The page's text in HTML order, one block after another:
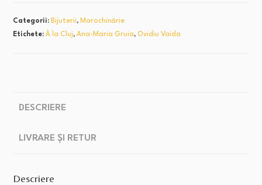
Categorii: Bijuterii, Marochinărie
Etichete:À la Cluj,Ana-Maria Gruia, Ovidiu Vaida
DESCRIERE
LIVRARE ȘI RETUR
Descriere